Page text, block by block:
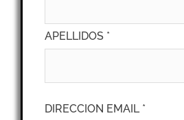
APELLIDOS *
DIRECCION EMAIL *